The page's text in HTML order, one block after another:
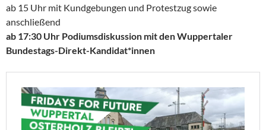
ab 15 Uhr mit Kundgebungen und Protestzug sowie
anschließend
ab 17:30 Uhr Podiumsdiskussion mit den Wuppertaler
Bundestags-Direkt-Kandidat*innen